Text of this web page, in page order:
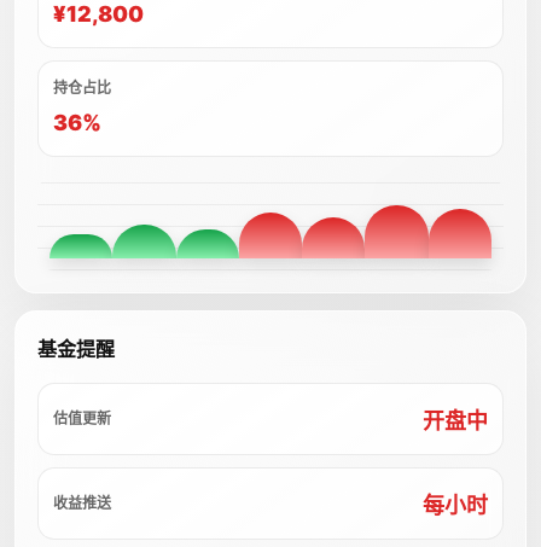
¥12,800
持仓占比
36%
基金提醒
估值更新 开盘中
收益推送 每小时